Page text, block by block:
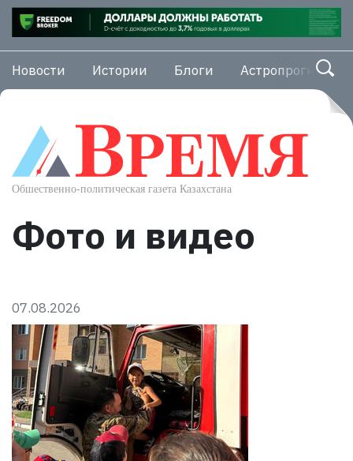
Новости Истории Блоги Астропрогноз
Фото и видео
07.08.2026